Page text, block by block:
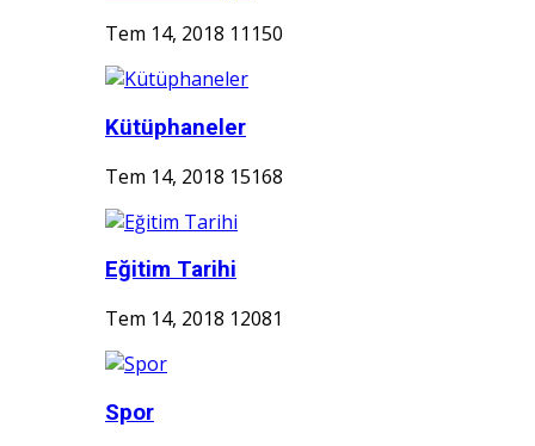
Tem 14, 2018 11150
Kütüphaneler
Tem 14, 2018 15168
Eğitim Tarihi
Tem 14, 2018 12081
Spor